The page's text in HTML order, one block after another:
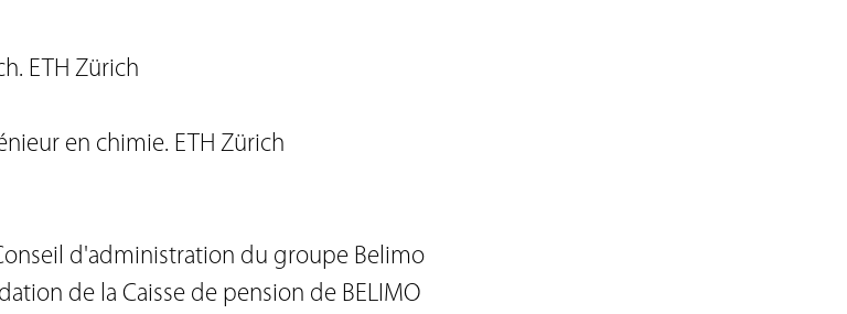
ETH Zürich
en chimie. ETH Zürich
d'administration du groupe Belimo
de la Caisse de pension de BELIMO